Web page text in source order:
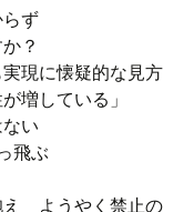
ず
？
現に懐疑的な見方
増している」
い
飛ぶ
え ようやく禁止の